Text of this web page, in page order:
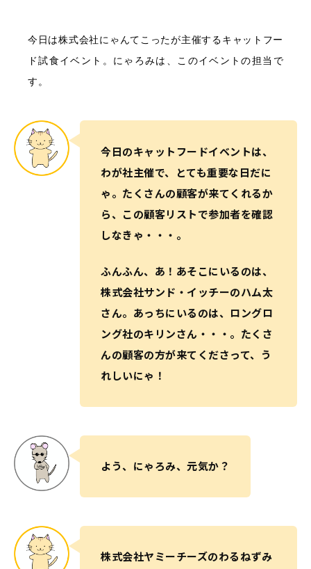
今日は株式会社にゃんてこったが主催するキャットフー
ド試食イベント。にゃろみは、このイベントの担当で
す。
今日のキャットフードイベントは、
わが社主催で、とても重要な日だに
ゃ。たくさんの顧客が来てくれるか
ら、この顧客リストで参加者を確認
しなきゃ・・・。
ふんふん、あ！あそこにいるのは、
株式会社サンド・イッチーのハム太
さん。あっちにいるのは、ロングロ
ング社のキリンさん・・・。たくさ
んの顧客の方が来てくださって、う
れしいにゃ！
よう、にゃろみ、元気か？
株式会社ヤミーチーズのわるねずみ